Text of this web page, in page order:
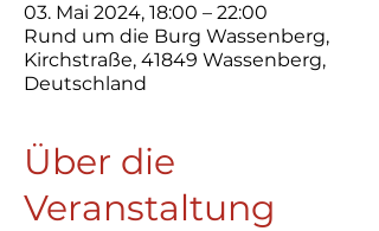
03. Mai 2024, 18:00 – 22:00
Rund um die Burg Wassenberg,
Kirchstraße, 41849 Wassenberg,
Deutschland
Über die
Veranstaltung